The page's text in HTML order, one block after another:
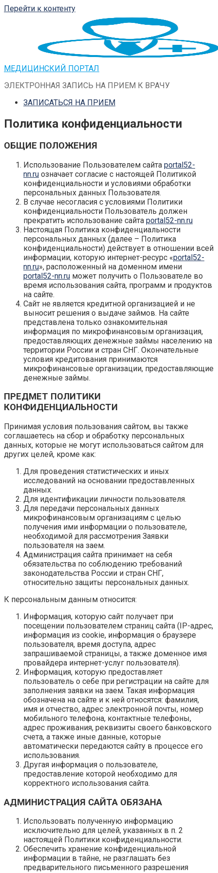
Перейти к контенту
МЕДИЦИНСКИЙ ПОРТАЛ
ЭЛЕКТРОННАЯ ЗАПИСЬ НА ПРИЕМ К ВРАЧУ
ЗАПИСАТЬСЯ НА ПРИЕМ
Политика конфиденциальности
ОБЩИЕ ПОЛОЖЕНИЯ
Использование Пользователем сайта portal52-
nn.ru означает согласие с настоящей Политикой
конфиденциальности и условиями обработки
персональных данных Пользователя.
В случае несогласия с условиями Политики
конфиденциальности Пользователь должен
прекратить использование сайта portal52-nn.ru
Настоящая Политика конфиденциальности
персональных данных (далее – Политика
конфиденциальности) действует в отношении всей
информации, которую интернет-ресурс «portal52-
nn.ru», расположенный на доменном имени
portal52-nn.ru может получить о Пользователе во
время использования сайта, программ и продуктов
на сайте.
Сайт не является кредитной организацией и не
выносит решения о выдаче займов. На сайте
представлена только ознакомительная
информация по микрофинансовым организация,
предоставляющих денежные займы населению на
территории России и стран СНГ. Окончательные
условия кредитования принимаются
микрофинансовые организации, предоставляющие
денежные займы.
ПРЕДМЕТ ПОЛИТИКИ
КОНФИДЕНЦИАЛЬНОСТИ
Принимая условия пользования сайтом, вы также
соглашаетесь на сбор и обработку персональных
данных, которые не могут использоваться сайтом для
других целей, кроме как:
Для проведения статистических и иных
исследований на основании предоставленных
данных.
Для идентификации личности пользователя.
Для передачи персональных данных
микрофинансовым организациям с целью
получения ими информации о пользователе,
необходимой для рассмотрения Заявки
пользователя на заем.
Администрация сайта принимает на себя
обязательства по соблюдению требований
законодательства России и стран СНГ,
относительно защиты персональных данных.
К персональным данным относится:
Информация, которую сайт получает при
посещении пользователем страниц сайта (IP-адрес,
информация из cookie, информация о браузере
пользователя, время доступа, адрес
запрашиваемой страницы, а также доменное имя
провайдера интернет-услуг пользователя).
Информация, которую предоставляет
пользователь о себе при регистрации на сайте для
заполнения заявки на заем. Такая информация
обозначена на сайте и к ней относятся: фамилия,
имя и отчество, адрес электронной почты, номер
мобильного телефона, контактные телефоны,
адрес проживания, реквизиты своего банковского
счета, а также иные данные, которые
автоматически передаются сайту в процессе его
использования.
Другая информация о пользователе,
предоставление которой необходимо для
корректного использования сайта.
АДМИНИСТРАЦИЯ САЙТА ОБЯЗАНА
Использовать полученную информацию
исключительно для целей, указанных в п. 2
настоящей Политики конфиденциальности.
Обеспечить хранение конфиденциальной
информации в тайне, не разглашать без
предварительного письменного разрешения